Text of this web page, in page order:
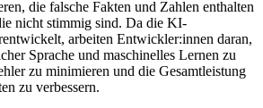
die falsche Fakten und Zahlen enthalten
nicht stimmig sind. Da die KI-
arbeiten Entwickler:innen daran,
Sprache und maschinelles Lernen zu
zu minimieren und die Gesamtleistung
zu verbessern.